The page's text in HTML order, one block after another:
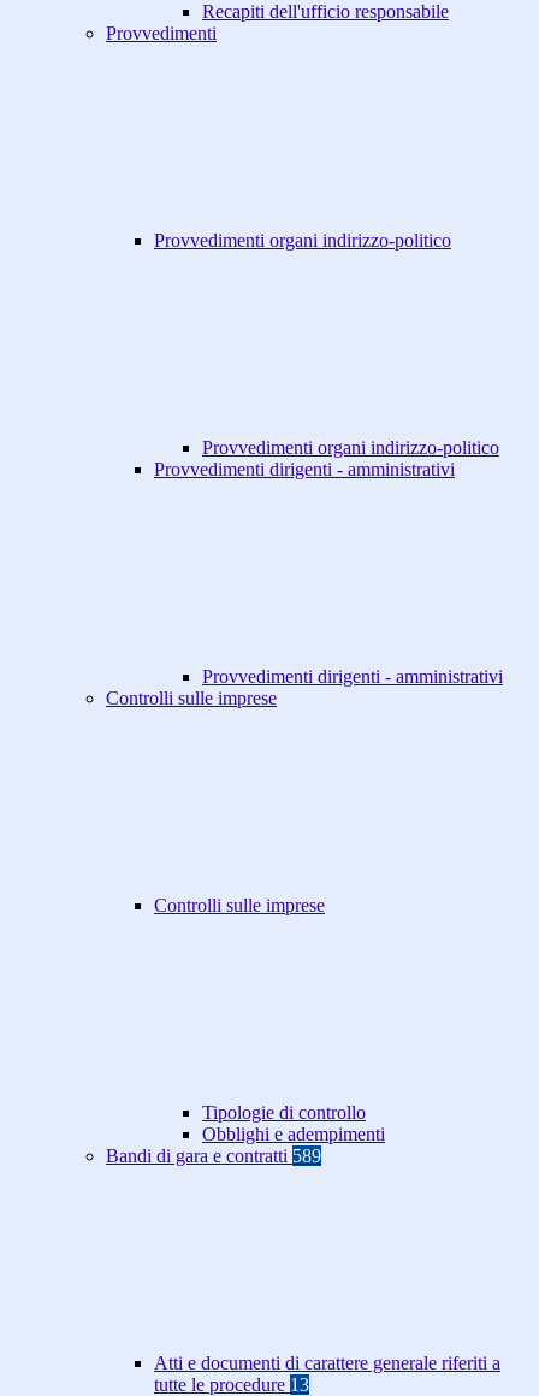
Recapiti dell'ufficio responsabile
Provvedimenti
Provvedimenti organi indirizzo-politico
Provvedimenti organi indirizzo-politico
Provvedimenti dirigenti - amministrativi
Provvedimenti dirigenti - amministrativi
Controlli sulle imprese
Controlli sulle imprese
Tipologie di controllo
Obblighi e adempimenti
Bandi di gara e contratti 589
Atti e documenti di carattere generale riferiti a
tutte le procedure 13